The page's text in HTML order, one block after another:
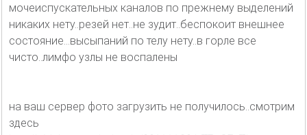
мочеиспускательных каналов по прежнему выделений
никаких нету..резей нет..не зудит..беспокоит внешнее
состояние...высыпаний по телу нету..в горле все
чисто..лимфо узлы не воспалены
на ваш сервер фото загрузить не получилось..смотрим
здесь